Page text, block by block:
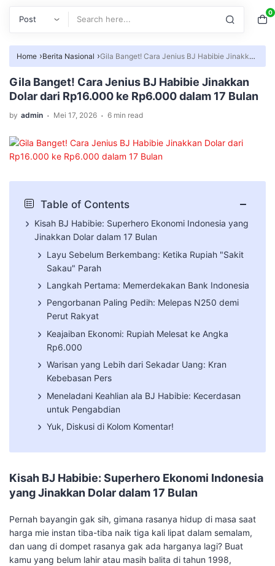
0
Home ›Berita Nasional ›Gila Banget! Cara Jenius BJ Habibie Jinakkan
Dolar dari Rp16.000 ke Rp6.000 dalam 17 Bulan
Gila Banget! Cara Jenius BJ Habibie Jinakkan
Dolar dari Rp16.000 ke Rp6.000 dalam 17 Bulan
by admin . Mei 17, 2026 . 6 min read
Table of Contents −
Kisah BJ Habibie: Superhero Ekonomi Indonesia yang
Jinakkan Dolar dalam 17 Bulan
​Layu Sebelum Berkembang: Ketika Rupiah "Sakit
Sakau" Parah
​Langkah Pertama: Memerdekakan Bank Indonesia
​Pengorbanan Paling Pedih: Melepas N250 demi
Perut Rakyat
​Keajaiban Ekonomi: Rupiah Melesat ke Angka
Rp6.000
​Warisan yang Lebih dari Sekadar Uang: Kran
Kebebasan Pers
​Meneladani Keahlian ala BJ Habibie: Kecerdasan
untuk Pengabdian
​Yuk, Diskusi di Kolom Komentar!
Kisah BJ Habibie: Superhero Ekonomi Indonesia
yang Jinakkan Dolar dalam 17 Bulan
​Pernah bayangin gak sih, gimana rasanya hidup di masa saat
harga mie instan tiba-tiba naik tiga kali lipat dalam semalam,
dan uang di dompet rasanya gak ada harganya lagi? Buat
kamu yang belum lahir atau masih balita di tahun 1998,